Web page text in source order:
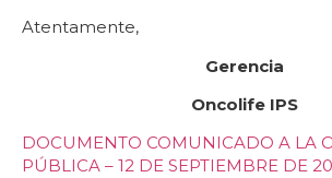
Atentamente,
Gerencia
Oncolife IPS
DOCUMENTO COMUNICADO A LA
PÚBLICA – 12 DE SEPTIEMBRE DE